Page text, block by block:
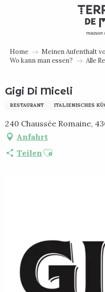
Home
Meinen Aufenthalt
Wo kann man essen?
Alle
Gigi Di Miceli
RESTAURANT ITALIENISCHES
240 Chaussée Romaine,
Anfahrt
Teilen Ajouter aux